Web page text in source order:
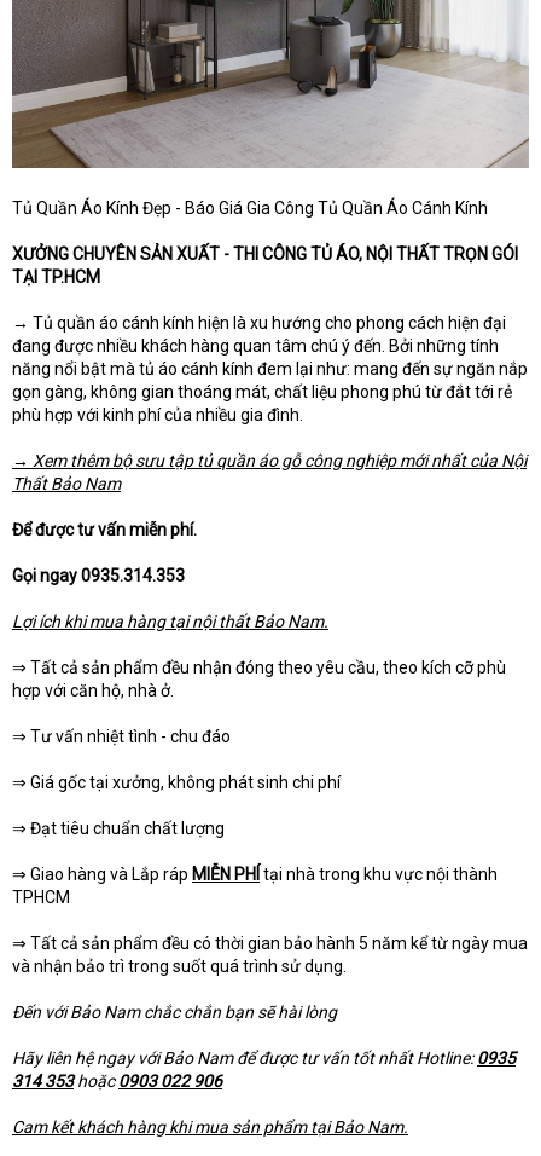
Tủ Quần Áo Kính Đẹp - Báo Giá Gia Công Tủ Quần Áo Cánh Kính
XƯỞNG CHUYÊN SẢN XUẤT - THI CÔNG TỦ ÁO, NỘI THẤT TRỌN GÓI
TẠI TP.HCM
→ Tủ quần áo cánh kính hiện là xu hướng cho phong cách hiện đại
đang được nhiều khách hàng quan tâm chú ý đến. Bởi những tính
năng nổi bật mà tủ áo cánh kính đem lại như: mang đến sự ngăn nắp
gọn gàng, không gian thoáng mát, chất liệu phong phú từ đắt tới rẻ
phù hợp với kinh phí của nhiều gia đình.
→ Xem thêm bộ sưu tập tủ quần áo gỗ công nghiệp mới nhất của Nội
Thất Bảo Nam
Để được tư vấn miễn phí.
Gọi ngay 0935.314.353
Lợi ích khi mua hàng tại nội thất Bảo Nam.
⇒ Tất cả sản phẩm đều nhận đóng theo yêu cầu, theo kích cỡ phù
hợp với căn hộ, nhà ở.
⇒ Tư vấn nhiệt tình - chu đáo
⇒ Giá gốc tại xưởng, không phát sinh chi phí
⇒ Đạt tiêu chuẩn chất lượng
⇒ Giao hàng và Lắp ráp MIỄN PHÍ tại nhà trong khu vực nội thành
TPHCM
⇒ Tất cả sản phẩm đều có thời gian bảo hành 5 năm kể từ ngày mua
và nhận bảo trì trong suốt quá trình sử dụng.
Đến với Bảo Nam chắc chắn bạn sẽ hài lòng
Hãy liên hệ ngay với Bảo Nam để được tư vấn tốt nhất Hotline:0935
314 353hoặc0903 022 906
Cam kết khách hàng khi mua sản phẩm tại Bảo Nam.